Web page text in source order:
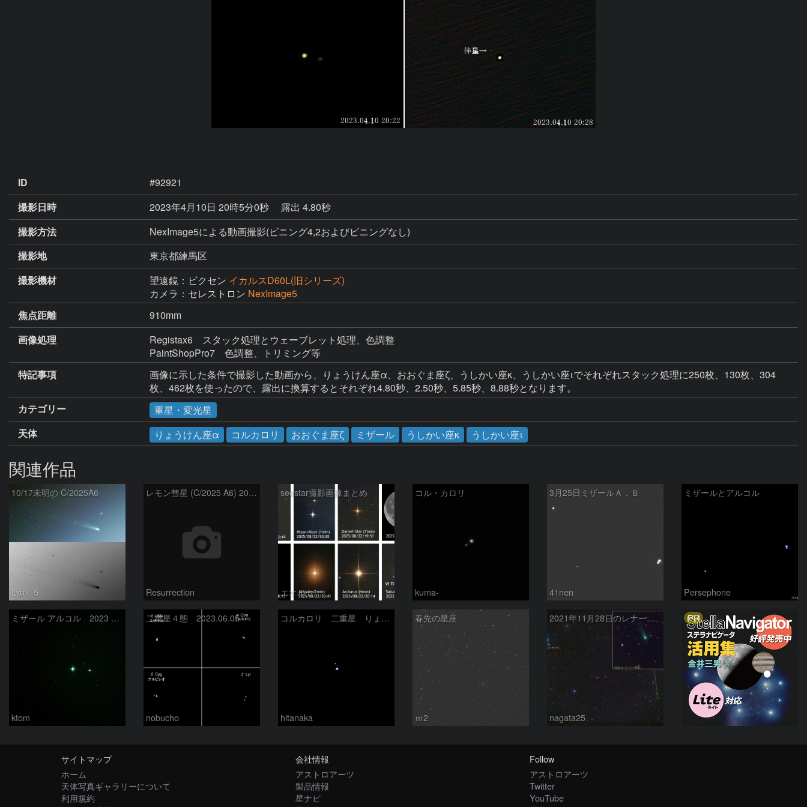
ID
#92921
撮影日時
2023年4月10日 20時5分0秒
露出 4.80秒
撮影方法
NexImage5による動画撮影(ビニング4,2およびビニングなし)
撮影地
東京都練馬区
撮影機材
望遠鏡：ビクセン イカルスD60L(旧シリーズ)
カメラ：セレストロン NexImage5
焦点距離
910mm
画像処理
Registax6　スタック処理とウェーブレット処理、色調整
PaintShopPro7　色調整、トリミング等
特記事項
画像に示した条件で撮影した動画から、りょうけん座α、おおぐま座ζ、うしかい座κ、うしかい座ιでそれぞれスタック処理に250枚、130枚、304
枚、462枚を使ったので、露出に換算するとそれぞれ4.80秒、2.50秒、5.85秒、8.88秒となります。
カテゴリー
重星・変光星
天体
りょうけん座α コルカロリ おおぐま座ζ ミザール うしかい座κ うしかい座ι
関連作品
10/17未明の C/2025A6
Lynx_5
レモン彗星 (C/2025 A6) 2025.10.17
Resurrection
seestar撮影画像まとめ
エオルセ
コル・カロリ
kuma-
3月25日ミザールＡ，Ｂ
41nen
ミザールとアルコル
Persephone
ミザール アルコル 2023 7/11
ktom
二重星４態 2023.06.05
nobucho
コルカロリ 二重星 りょうけん座
hltanaka
春先の星座
ｍ2
2021年11月28日のレナード彗星 (C/2021 A1)
nagata25
PR
サイトマップ
ホーム
天体写真ギャラリーについて
利用規約
会社情報
アストロアーツ
製品情報
星ナビ
Follow
アストロアーツ
Twitter
YouTube